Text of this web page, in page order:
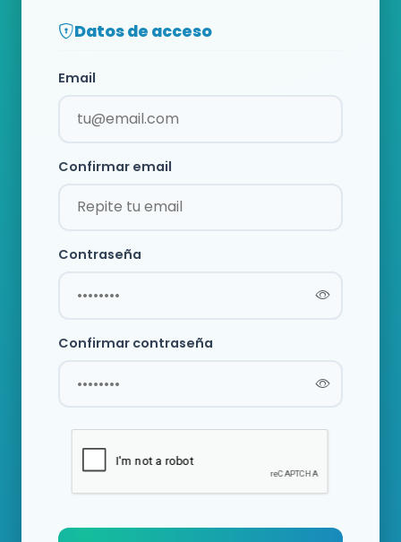
Datos de acceso
Email
Confirmar email
Contraseña
Confirmar contraseña